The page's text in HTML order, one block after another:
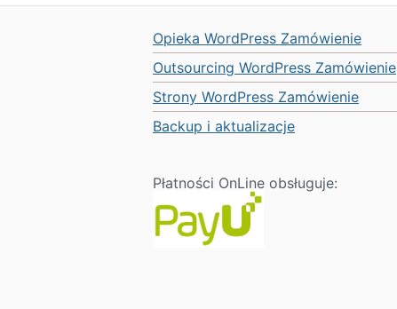
Opieka WordPress Zamówienie
Outsourcing WordPress Zamówienie
Strony WordPress Zamówienie
Backup i aktualizacje
Płatności OnLine obsługuje: